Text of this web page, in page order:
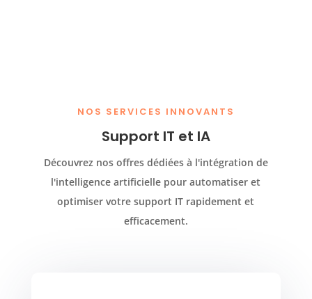
NOS SERVICES INNOVANTS
Support IT et IA
Découvrez nos offres dédiées à l'intégration de
l'intelligence artificielle pour automatiser et
optimiser votre support IT rapidement et
efficacement.